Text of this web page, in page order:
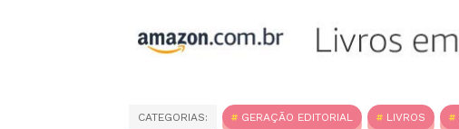
CATEGORIAS: GERAÇÃO EDITORIAL LIVROS